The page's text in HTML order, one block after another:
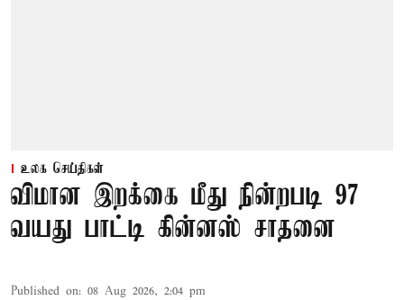
உலக செய்திகள்
விமான இறக்கை மீது நின்றபடி 97
வயது பாட்டி கின்னஸ் சாதனை
Published on: 08 Aug 2026, 2:04 pm